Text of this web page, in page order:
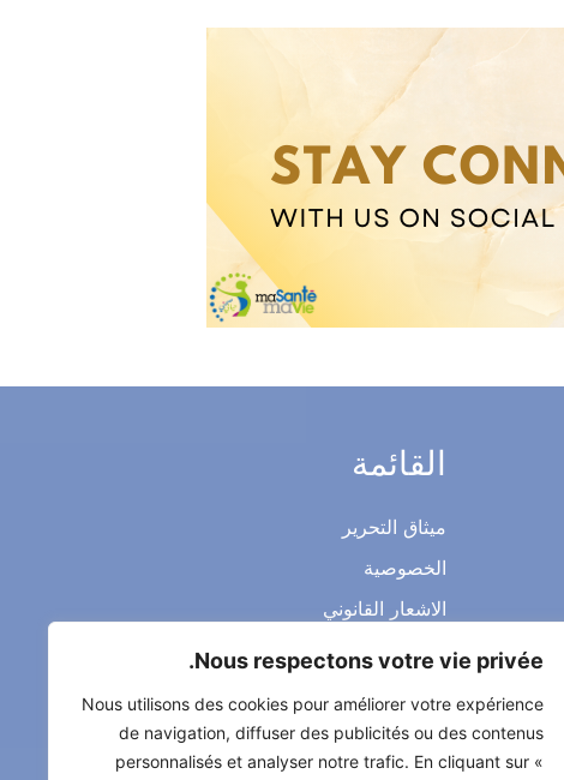
Nous respectons votre vie privée.
Nous utilisons des cookies pour améliorer votre expérience
de navigation, diffuser des publicités ou des contenus
personnalisés et analyser notre trafic. En cliquant sur «
القائمة
ميثاق التحرير
الخصوصية
الاشعار القانوني
شروط الاستخدام العامة